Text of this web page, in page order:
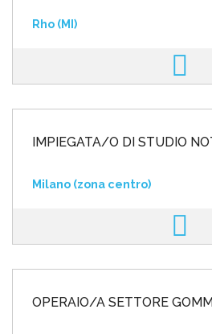
Rho (MI)
IMPIEGATA/O DI STUDIO
Milano (zona centro)
OPERAIO/A SETTORE